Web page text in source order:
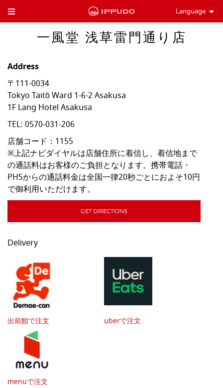
Toggle Header Menu Language
一風堂 浅草雷門通り店
Address
〒111-0034
Tokyo Taitō Ward 1-6-2 Asakusa
1F Lang Hotel Asakusa
TEL: 0570-031-206
店舗コード：1155
※上記ナビダイヤルは店舗住所に着信し、着信地まで
の通話料はお客様のご負担となります。携帯電話・
PHSからの通話料金は全国一律20秒ごとにおよそ10円
で御利用いただけます。
GET DIRECTIONS
Delivery
出前館で注文 uberで注文
menuで注文